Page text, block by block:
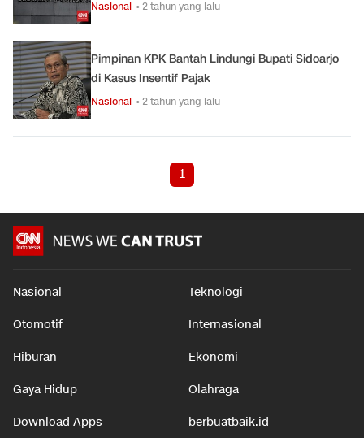
Nasional • 2 tahun yang lalu
Pimpinan KPK Bantah Lindungi Bupati Sidoarjo
di Kasus Insentif Pajak
Nasional • 2 tahun yang lalu
1
Nasional Teknologi
Otomotif Internasional
Hiburan Ekonomi
Gaya Hidup Olahraga
Download Apps berbuatbaik.id